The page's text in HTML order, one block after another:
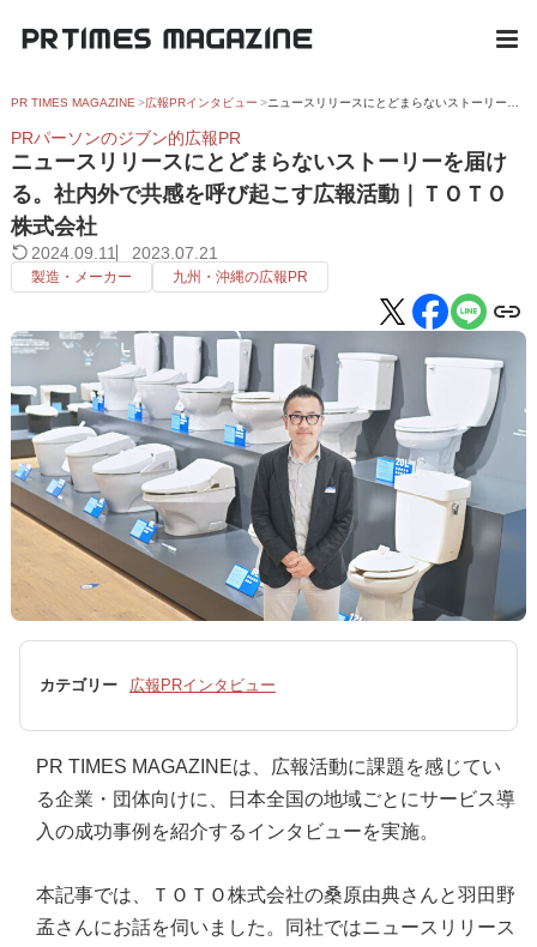
PR TIMES MAGAZINE 広報PRインタビュー
PRパーソンのジブン的広報PR
ニュースリリースにとどまらないストーリーを届け
る。社内外で共感を呼び起こす広報活動｜ＴＯＴＯ
株式会社
2024.09.11 2023.07.21
製造・メーカー 九州・沖縄の広報PR
カテゴリー 広報PRインタビュー
PR TIMES MAGAZINEは、広報活動に課題を感じてい
る企業・団体向けに、日本全国の地域ごとにサービス導
入の成功事例を紹介するインタビューを実施。
本記事では、ＴＯＴＯ株式会社の桑原由典さんと羽田野
孟さんにお話を伺いました。同社ではニュースリリース